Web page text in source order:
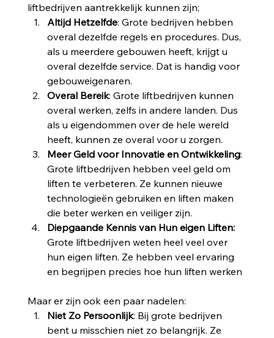
liftbedrijven aantrekkelijk kunnen zijn;
Altijd Hetzelfde: Grote bedrijven hebben
overal dezelfde regels en procedures. Dus,
als u meerdere gebouwen heeft, krijgt u
overal dezelfde service. Dat is handig voor
gebouweigenaren.
Overal Bereik: Grote liftbedrijven kunnen
overal werken, zelfs in andere landen. Dus
als u eigendommen over de hele wereld
heeft, kunnen ze overal voor u zorgen.
Meer Geld voor Innovatie en Ontwikkeling:
Grote liftbedrijven hebben veel geld om
liften te verbeteren. Ze kunnen nieuwe
technologieën gebruiken en liften maken
die beter werken en veiliger zijn.
Diepgaande Kennis van Hun eigen Liften:
Grote liftbedrijven weten heel veel over
hun eigen liften. Ze hebben veel ervaring
en begrijpen precies hoe hun liften werken
Maar er zijn ook een paar nadelen:
Niet Zo Persoonlijk: Bij grote bedrijven
bent u misschien niet zo belangrijk. Ze